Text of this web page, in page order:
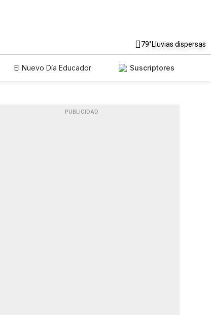
79°Lluvias dispersas
El Nuevo Día Educador
Suscriptores
PUBLICIDAD